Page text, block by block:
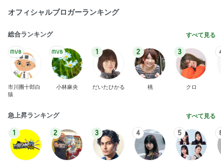
オフィシャルブロガーランキング
総合ランキング すべて見る
市川團十郎白
猿
小林麻央
1
だいたひかる
2
桃
3
クロ
急上昇ランキング すべて見る
1 2 3 4 5